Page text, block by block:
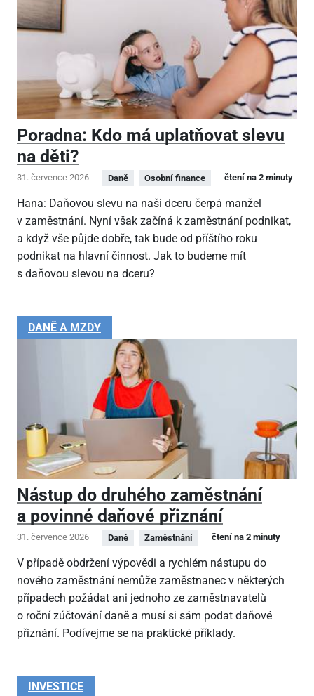
Poradna: Kdo má uplatňovat slevu
na děti?
31. července 2026 Daně Osobní finance čtení na 2 minuty
Hana: Daňovou slevu na naši dceru čerpá manžel
v zaměstnání. Nyní však začíná k zaměstnání podnikat,
a když vše půjde dobře, tak bude od příštího roku
podnikat na hlavní činnost. Jak to budeme mít
s daňovou slevou na dceru?
DANĚ A MZDY
Nástup do druhého zaměstnání
a povinné daňové přiznání
31. července 2026 Daně Zaměstnání čtení na 2 minuty
V případě obdržení výpovědi a rychlém nástupu do
nového zaměstnání nemůže zaměstnanec v některých
případech požádat ani jednoho ze zaměstnavatelů
o roční zúčtování daně a musí si sám podat daňové
přiznání. Podívejme se na praktické příklady.
INVESTICE